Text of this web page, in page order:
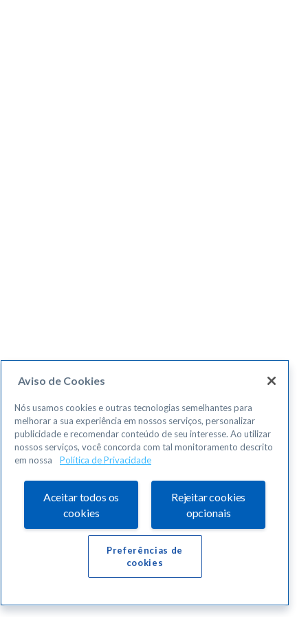
Aviso de Cookies
Nós usamos cookies e outras tecnologias semelhantes para
melhorar a sua experiência em nossos serviços, personalizar
publicidade e recomendar conteúdo de seu interesse. Ao utilizar
nossos serviços, você concorda com tal monitoramento descrito
em nossa
Política de Privacidade
Aceitar todos os
cookies
Rejeitar cookies
opcionais
Preferências de
cookies